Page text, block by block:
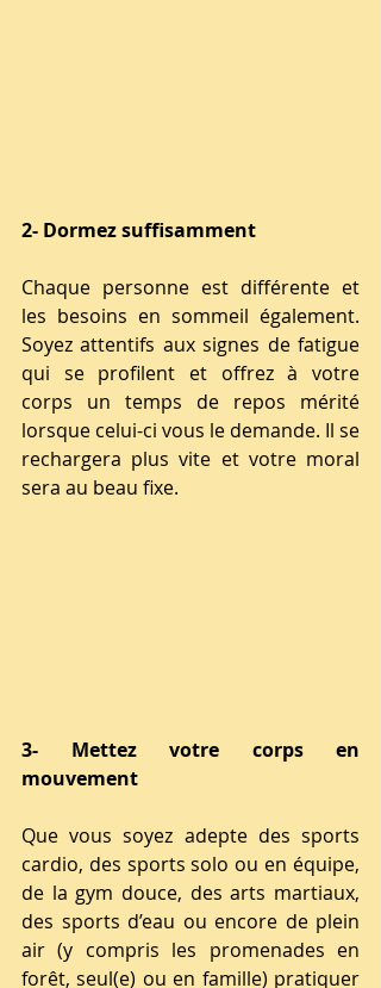
2- Dormez suffisamment
Chaque personne est différente et
les besoins en sommeil également.
Soyez attentifs aux signes de fatigue
qui se profilent et offrez à votre
corps un temps de repos mérité
lorsque celui-ci vous le demande. Il se
rechargera plus vite et votre moral
sera au beau fixe.
3- Mettez votre corps en
mouvement
Que vous soyez adepte des sports
cardio, des sports solo ou en équipe,
de la gym douce, des arts martiaux,
des sports d’eau ou encore de plein
air (y compris les promenades en
forêt, seul(e) ou en famille) pratiquer